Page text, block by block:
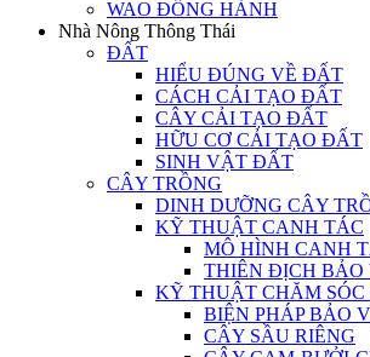
WAO ĐỒNG HÀNH
Nhà Nông Thông Thái
ĐẤT
HIỂU ĐÚNG VỀ ĐẤT
CÁCH CẢI TẠO ĐẤT
CÂY CẢI TẠO ĐẤT
HỮU CƠ CẢI TẠO ĐẤT
SINH VẬT ĐẤT
CÂY TRỒNG
DINH DƯỠNG CÂY
KỸ THUẬT CANH TÁC
MÔ HÌNH CANH
THIÊN ĐỊCH BẢO
KỸ THUẬT CHĂM SÓC
BIỆN PHÁP BẢO
CÂY SẦU RIÊNG